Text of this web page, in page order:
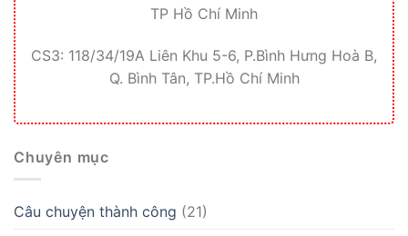
TP Hồ Chí Minh
CS3: 118/34/19A Liên Khu 5-6, P.Bình Hưng Hoà B,
Q. Bình Tân, TP.Hồ Chí Minh
Chuyên mục
Câu chuyện thành công (21)